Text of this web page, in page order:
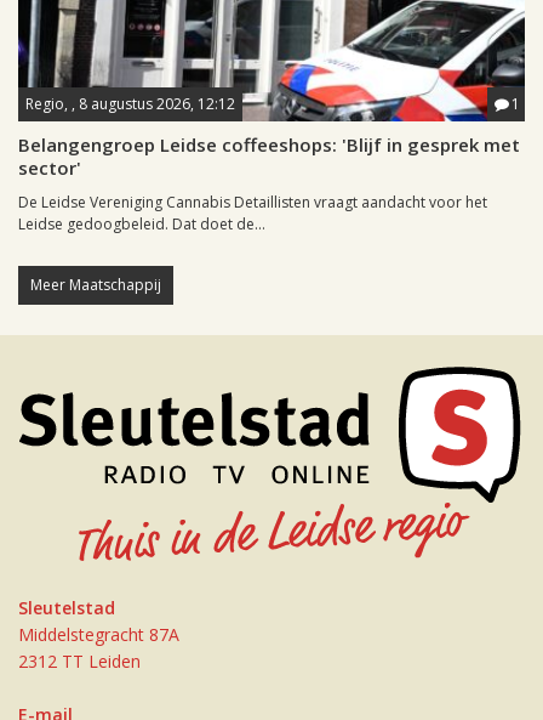
Regio, , 8 augustus 2026, 12:12 1
Belangengroep Leidse coffeeshops: 'Blijf in gesprek met
sector'
De Leidse Vereniging Cannabis Detaillisten vraagt aandacht voor het
Leidse gedoogbeleid. Dat doet de...
Meer Maatschappij
Sleutelstad
Middelstegracht 87A
2312 TT Leiden
E-mail